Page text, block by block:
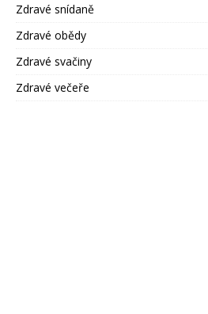
Zdravé snídaně
Zdravé obědy
Zdravé svačiny
Zdravé večeře